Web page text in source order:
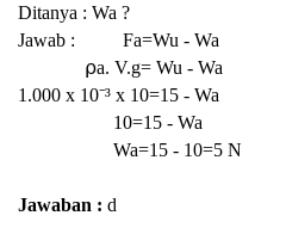
Ditanya : Wa ?
Jawab : Fa=Wu - Wa
⍴a. V.g= Wu - Wa
1.000 x 10⁻³ x 10=15 - Wa
10=15 - Wa
Wa=15 - 10=5 N
Jawaban : d